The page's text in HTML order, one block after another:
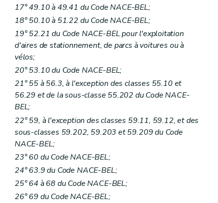
17° 49.10 à 49.41 du Code NACE-BEL;
18° 50.10 à 51.22 du Code NACE-BEL;
19° 52.21 du Code NACE-BEL pour l'exploitation
d'aires de stationnement, de parcs à voitures ou à
vélos;
20° 53.10 du Code NACE-BEL;
21° 55 à 56.3, à l'exception des classes 55.10 et
56.29 et de la sous-classe 55.202 du Code NACE-
BEL;
22° 59, à l'exception des classes 59.11, 59.12, et des
sous-classes 59.202, 59.203 et 59.209 du Code
NACE-BEL;
23° 60 du Code NACE-BEL;
24° 63.9 du Code NACE-BEL;
25° 64 à 68 du Code NACE-BEL;
26° 69 du Code NACE-BEL;